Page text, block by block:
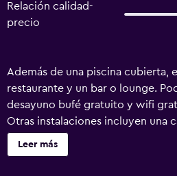
Relación calidad-
precio
Además de una piscina cubierta,
restaurante y un bar o lounge.
desayuno bufé gratuito y wifi
Otras instalaciones incluyen una
habitaciones las 24 horas y
Baga Retreat ofrece 26
Leer más